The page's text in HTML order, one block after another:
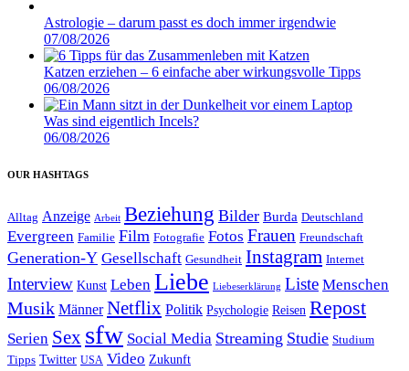
Astrologie – darum passt es doch immer irgendwie
07/08/2026
Katzen erziehen – 6 einfache aber wirkungsvolle Tipps
06/08/2026
Was sind eigentlich Incels?
06/08/2026
OUR HASHTAGS
Alltag Anzeige Arbeit Beziehung Bilder Burda Deutschland
Evergreen Familie Film Fotografie Fotos Frauen Freundschaft
Generation-Y Gesellschaft Gesundheit Instagram Internet
Interview Kunst Leben Liebe Liebeserklärung Liste Menschen
Musik Männer Netflix Politik Psychologie Reisen Repost
Serien Sex sfw Social Media Streaming Studie Studium
Tipps Twitter USA Video Zukunft